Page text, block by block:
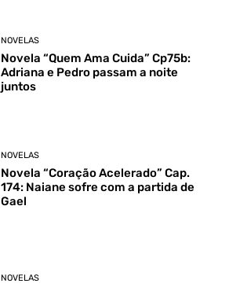
NOVELAS
Novela “Quem Ama Cuida” Cp75b:
Adriana e Pedro passam a noite
juntos
NOVELAS
Novela “Coração Acelerado” Cap.
174: Naiane sofre com a partida de
Gael
NOVELAS